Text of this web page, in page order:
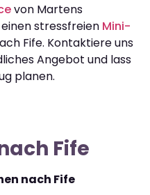
von Martens
stressfreien Mini-
Fife. Kontaktiere uns
Angebot und lass
planen.
Fife
nach Fife